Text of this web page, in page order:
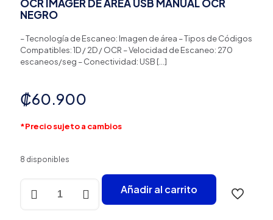
OCR IMAGER DE AREA USB MANUAL OCR
NEGRO
– Tecnología de Escaneo: Imagen de área – Tipos de Códigos
Compatibles: 1D / 2D / OCR – Velocidad de Escaneo: 270
escaneos/seg – Conectividad: USB […]
₡60.900
*Precio sujeto a cambios
8 disponibles
LECTOR
DE
Añadir al carrito